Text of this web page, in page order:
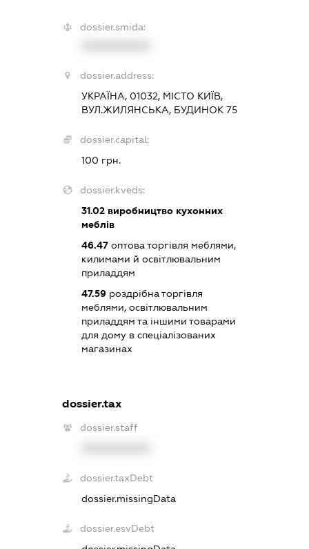
dossier.smida:
dossier.address:
УКРАЇНА, 01032, МІСТО КИЇВ,
ВУЛ.ЖИЛЯНСЬКА, БУДИНОК 75
dossier.capital:
100 грн.
dossier.kveds:
31.02виробництво кухонних
меблів
46.47оптова торгівля меблями,
килимами й освітлювальним
приладдям
47.59роздрібна торгівля
меблями, освітлювальним
приладдям та іншими товарами
для дому в спеціалізованих
магазинах
dossier.tax
dossier.staff
dossier.taxDebt
dossier.missingData
dossier.esvDebt